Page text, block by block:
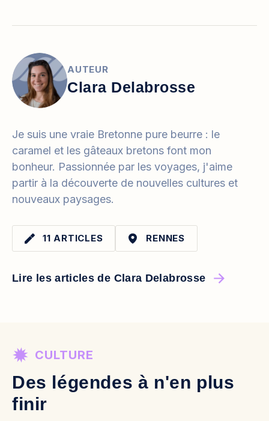
AUTEUR
Clara Delabrosse
Je suis une vraie Bretonne pure beurre : le
caramel et les gâteaux bretons font mon
bonheur. Passionnée par les voyages, j'aime
partir à la découverte de nouvelles cultures et
nouveaux paysages.
11 ARTICLES RENNES
Lire les articles de Clara Delabrosse
Des légendes à n'en plus
finir
CULTURE